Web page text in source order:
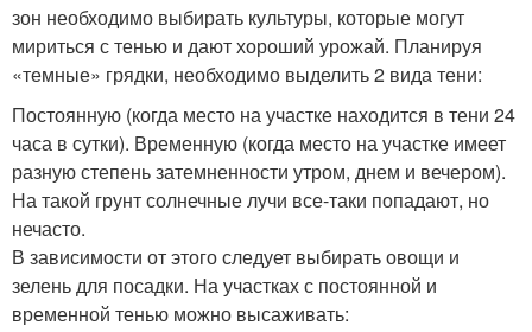
зон необходимо выбирать культуры, которые могут
мириться с тенью и дают хороший урожай. Планируя
«темные» грядки, необходимо выделить 2 вида тени:
Постоянную (когда место на участке находится в тени 24
часа в сутки). Временную (когда место на участке имеет
разную степень затемненности утром, днем и вечером).
На такой грунт солнечные лучи все-таки попадают, но
нечасто.
В зависимости от этого следует выбирать овощи и
зелень для посадки. На участках с постоянной и
временной тенью можно высаживать: